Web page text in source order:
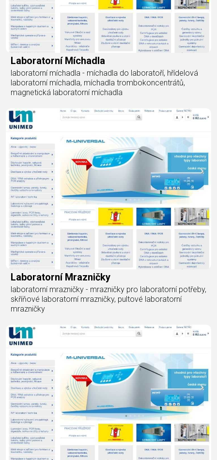
Laboratorní Míchadla
laboratorní míchadla - míchadla do laboratoří, hřídelová
laboratorní míchadla, míchadla trombokoncentrátů,
magnetická laboratorní míchadla
Laboratorní Mrazničky
laboratorní mrazničky - mrazničky pro laboratorní potřeby,
skříňové laboratorní mrazničky, pultové laboratorní
mrazničky